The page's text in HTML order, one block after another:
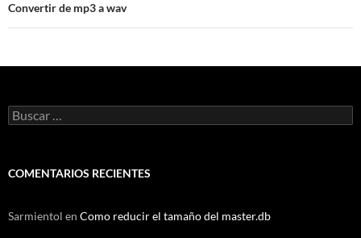
Convertir de mp3 a wav
Buscar:
COMENTARIOS RECIENTES
Sarmientol en Como reducir el tamaño del master.db